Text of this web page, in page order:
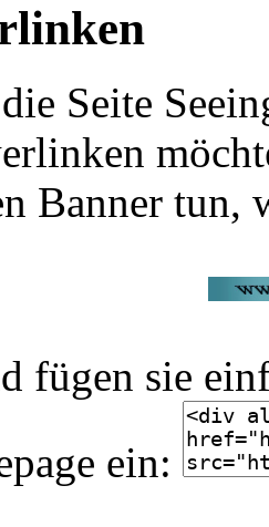
Seite
Banner tun,
fügen sie
ein: